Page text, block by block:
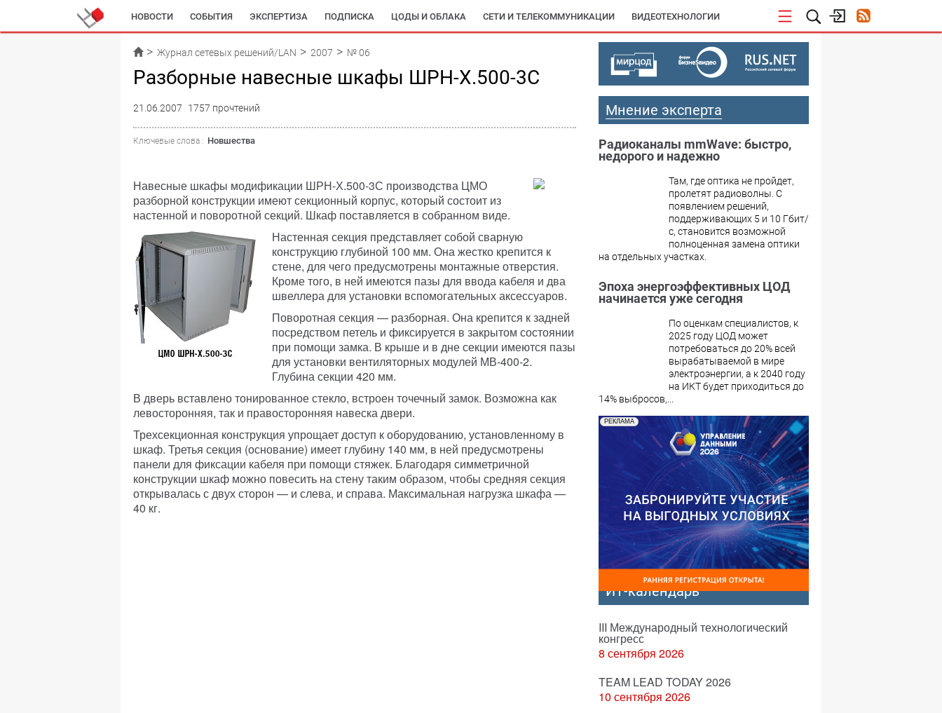
НОВОСТИ СОБЫТИЯ ЭКСПЕРТИЗА ПОДПИСКА ЦОДЫ И ОБЛАКА СЕТИ И ТЕЛЕКОММУНИКАЦИИ ВИДЕОТЕХНОЛОГИИ
Журнал сетевых решений/LAN 2007 № 06
Разборные навесные шкафы ШРН-Х.500-3С
21.06.2007 1757 прочтений
Ключевые слова : Новшества
Навесные шкафы модификации ШРН-Х.500-3С производства ЦМО
разборной конструкции имеют секционный корпус, который состоит из
настенной и поворотной секций. Шкаф поставляется в собранном виде.
Настенная секция представляет собой сварную
конструкцию глубиной 100 мм. Она жестко крепится к
стене, для чего предусмотрены монтажные отверстия.
Кроме того, в ней имеются пазы для ввода кабеля и два
швеллера для установки вспомогательных аксессуаров.
Поворотная секция — разборная. Она крепится к задней
посредством петель и фиксируется в закрытом состоянии
при помощи замка. В крыше и в дне секции имеются пазы
для установки вентиляторных модулей МВ-400-2.
Глубина секции 420 мм.
В дверь вставлено тонированное стекло, встроен точечный замок. Возможна как
левосторонняя, так и правосторонняя навеска двери.
Трехсекционная конструкция упрощает доступ к оборудованию, установленному в
шкаф. Третья секция (основание) имеет глубину 140 мм, в ней предусмотрены
панели для фиксации кабеля при помощи стяжек. Благодаря симметричной
конструкции шкаф можно повесить на стену таким образом, чтобы средняя секция
открывалась с двух сторон — и слева, и справа. Максимальная нагрузка шкафа —
40 кг.
Мнение эксперта
Радиоканалы mmWave: быстро,
недорого и надежно
Там, где оптика не пройдет,
пролетят радиоволны. С
появлением решений,
поддерживающих 5 и 10 Гбит/
с, становится возможной
полноценная замена оптики
на отдельных участках.
Эпоха энергоэффективных ЦОД
начинается уже сегодня
По оценкам специалистов, к
2025 году ЦОД может
потребоваться до 20% всей
вырабатываемой в мире
электроэнергии, а к 2040 году
на ИКТ будет приходиться до
14% выбросов,...
РЕКЛАМА
ИТ-календарь
III Международный технологический
конгресс
8 сентября 2026
TEAM LEAD TODAY 2026
10 сентября 2026